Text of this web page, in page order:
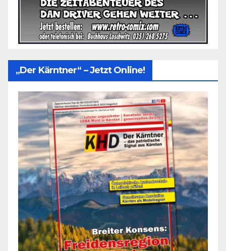
„Der Kärntner“ – Jetzt Online!